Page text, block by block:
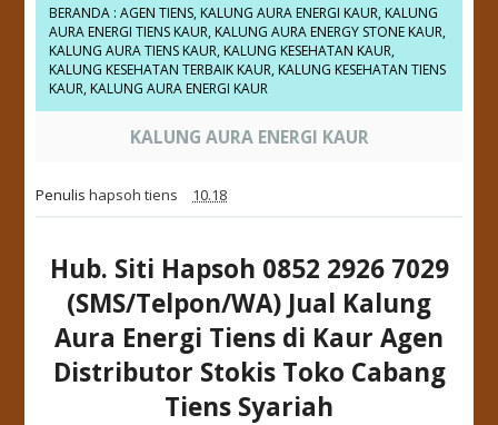
BERANDA :AGEN TIENS, KALUNG AURA ENERGI KAUR, KALUNG
AURA ENERGI TIENS KAUR, KALUNG AURA ENERGY STONE KAUR,
KALUNG AURA TIENS KAUR, KALUNG KESEHATAN KAUR,
KALUNG KESEHATAN TERBAIK KAUR, KALUNG KESEHATAN TIENS
KAUR, KALUNG AURA ENERGI KAUR
KALUNG AURA ENERGI KAUR
Penulishapsoh tiens 10.18
Hub. Siti Hapsoh 0852 2926 7029
(SMS/Telpon/WA) Jual Kalung
Aura Energi Tiens di Kaur Agen
Distributor Stokis Toko Cabang
Tiens Syariah